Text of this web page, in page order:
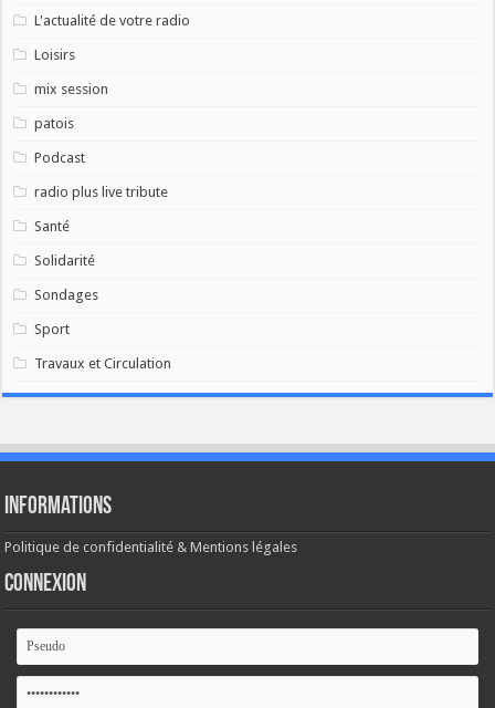
L'actualité de votre radio
Loisirs
mix session
patois
Podcast
radio plus live tribute
Santé
Solidarité
Sondages
Sport
Travaux et Circulation
Informations
Politique de confidentialité & Mentions légales
Connexion